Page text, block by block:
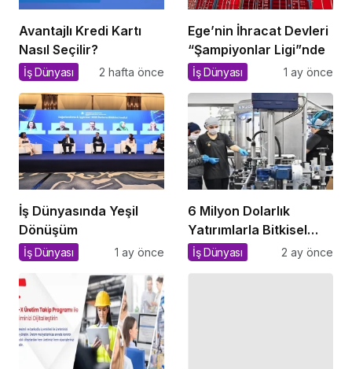
Avantajlı Kredi Kartı
Nasıl Seçilir?
İş Dünyası 2 hafta önce
Ege’nin İhracat Devleri
“Şampiyonlar Ligi”nde
İş Dünyası 1 ay önce
İş Dünyasında Yeşil
Dönüşüm
İş Dünyası 1 ay önce
6 Milyon Dolarlık
Yatırımlarla Bitkisel
İthalata Savaş Açan
İş Dünyası 2 ay önce